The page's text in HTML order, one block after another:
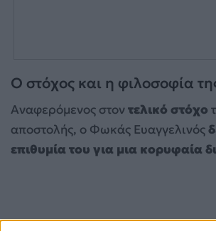
Ο στόχος και η φιλοσοφία
Αναφερόμενος στοντελικό στόχο
αποστολής, ο Φωκάς Ευαγγελινός
επιθυμία του για μια κορυφαία